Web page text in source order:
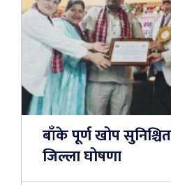
बाँके पूर्ण खोप
जिल्ला घोषणा